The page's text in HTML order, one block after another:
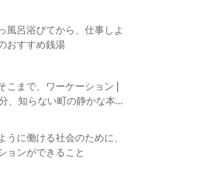
風呂浴びてから、仕事しよ
おすすめ銭湯
こまで、ワーケーション |
、知らない町の静かな本屋
うに働ける社会のために、
ョンができること